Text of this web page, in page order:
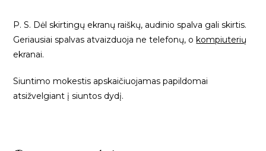
P. S. Dėl skirtingų ekranų raiškų, audinio spalva gali skirtis.
Geriausiai spalvas atvaizduoja ne telefonų, okompiuterių
ekranai.
Siuntimo mokestis apskaičiuojamas papildomai
atsižvelgiant į siuntos dydį.